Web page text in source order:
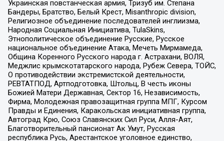
Украинская повстанческая армия, Тризуб им. Степана
Бандеры, Братство, Белый Крест, Misanthropic division,
Религиозное объединение последователей инглиизма,
Народная Социальная Инициатива, TulaSkins,
Этнополитическое объединение Русские, Русское
национальное объединение Атака, Мечеть Мирмамеда,
Община Коренного Русского народа г. Астрахани, ВОЛЯ,
Меджлис крымскотатарского народа, Рубеж Севера, ТОЙС,
О противодействии экстремистской деятельности,
РЕВТАТПОД, Артподготовка, Штольц, В честь иконы
Божией Матери Державная, Сектор 16, Независимость,
Фирма, Молодежная правозащитная группа МПГ, Курсом
Правды и Единения, Каракольская инициативная группа,
Автоград Крю, Союз Славянских Сил Руси, Алля-Аят,
Благотворительный пансионат Ак Умут, Русская
республика Русь, Арестантское уголовное единство,